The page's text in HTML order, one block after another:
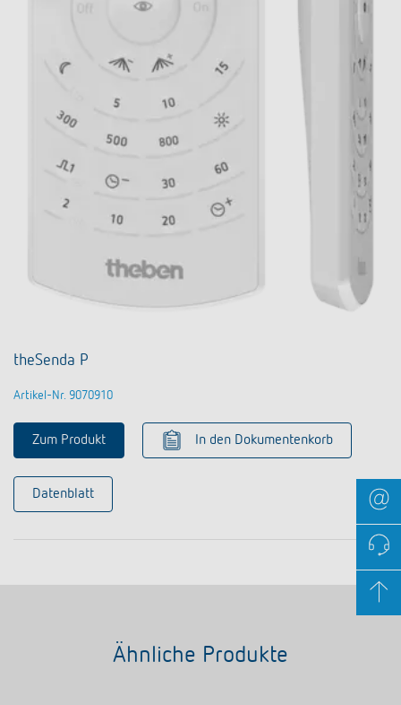
theSenda P
Artikel-Nr. 9070910
Zum Produkt In den Dokumentenkorb
Datenblatt
Ähnliche Produkte